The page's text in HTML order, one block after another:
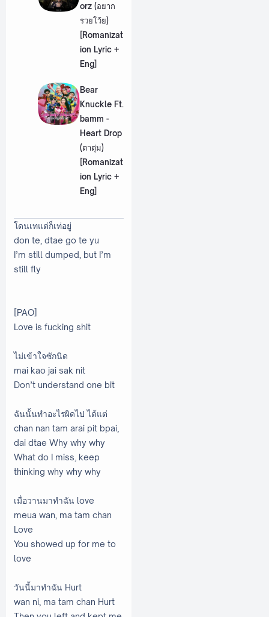
orz (อยาก
รวยโว้ย)
[Romanizat
ion Lyric +
Eng]
Bear
Knuckle Ft.
bamm -
Heart Drop
(ตาตุ่ม)
[Romanizat
ion Lyric +
Eng]
โดนเทแต่ก็เท่อยู่
don te, dtae go te yu
I’m still dumped, but I’m
still fly
[PAO]
Love is fucking shit
ไม่เข้าใจซักนิด
mai kao jai sak nit
Don’t understand one bit
ฉันนั้นทำอะไรผิดไป ได้แต่
chan nan tam arai pit bpai,
dai dtae Why why why
What do I miss, keep
thinking why why why
เมื่อวานมาทำฉัน love
meua wan, ma tam chan
Love
You showed up for me to
love
วันนี้มาทำฉัน Hurt
wan ni, ma tam chan Hurt